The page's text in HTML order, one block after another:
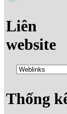
Liên
website
Thống